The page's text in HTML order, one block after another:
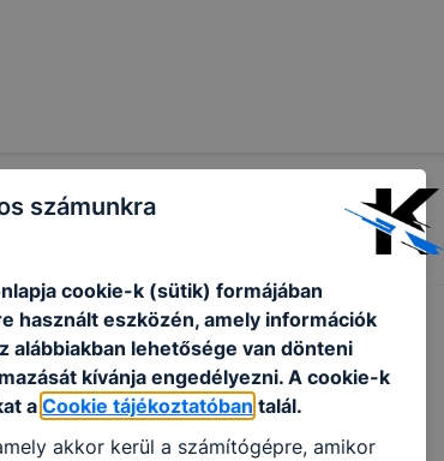
számunkra
cookie-k (sütik) formájában
használt eszközén, amely információk
alábbiakban lehetősége van dönteni
kívánja engedélyezni. A cookie-k
a Cookie tájékoztatóban talál.
akkor kerül a számítógépre, amikor